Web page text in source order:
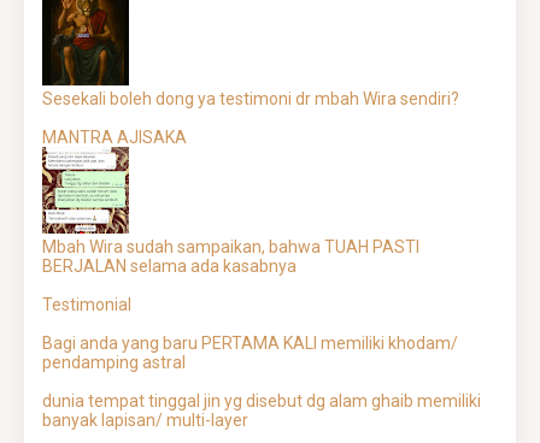
Sesekali boleh dong ya testimoni dr mbah Wira sendiri?
MANTRA AJISAKA
Mbah Wira sudah sampaikan, bahwa TUAH PASTI
BERJALAN selama ada kasabnya
Testimonial
Bagi anda yang baru PERTAMA KALI memiliki khodam/
pendamping astral
dunia tempat tinggal jin yg disebut dg alam ghaib memiliki
banyak lapisan/ multi-layer